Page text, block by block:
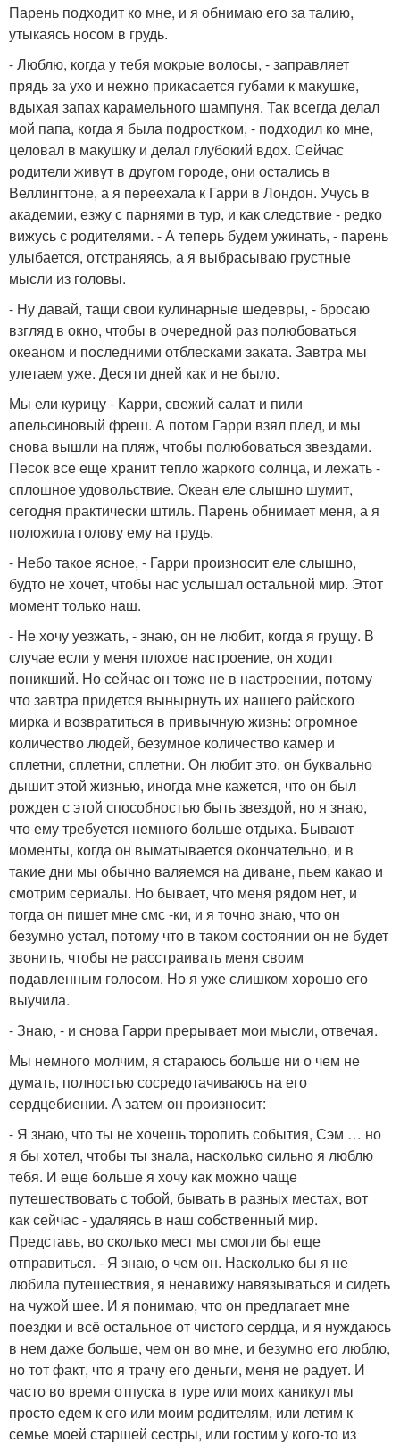
Парень подходит ко мне, и я обнимаю его за талию,
утыкаясь носом в грудь.
- Люблю, когда у тебя мокрые волосы, - заправляет
прядь за ухо и нежно прикасается губами к макушке,
вдыхая запах карамельного шампуня. Так всегда делал
мой папа, когда я была подростком, - подходил ко мне,
целовал в макушку и делал глубокий вдох. Сейчас
родители живут в другом городе, они остались в
Веллингтоне, а я переехала к Гарри в Лондон. Учусь в
академии, езжу с парнями в тур, и как следствие - редко
вижусь с родителями. - А теперь будем ужинать, - парень
улыбается, отстраняясь, а я выбрасываю грустные
мысли из головы.
- Ну давай, тащи свои кулинарные шедевры, - бросаю
взгляд в окно, чтобы в очередной раз полюбоваться
океаном и последними отблесками заката. Завтра мы
улетаем уже. Десяти дней как и не было.
Мы ели курицу - Карри, свежий салат и пили
апельсиновый фреш. А потом Гарри взял плед, и мы
снова вышли на пляж, чтобы полюбоваться звездами.
Песок все еще хранит тепло жаркого солнца, и лежать -
сплошное удовольствие. Океан еле слышно шумит,
сегодня практически штиль. Парень обнимает меня, а я
положила голову ему на грудь.
- Небо такое ясное, - Гарри произносит еле слышно,
будто не хочет, чтобы нас услышал остальной мир. Этот
момент только наш.
- Не хочу уезжать, - знаю, он не любит, когда я грущу. В
случае если у меня плохое настроение, он ходит
поникший. Но сейчас он тоже не в настроении, потому
что завтра придется вынырнуть их нашего райского
мирка и возвратиться в привычную жизнь: огромное
количество людей, безумное количество камер и
сплетни, сплетни, сплетни. Он любит это, он буквально
дышит этой жизнью, иногда мне кажется, что он был
рожден с этой способностью быть звездой, но я знаю,
что ему требуется немного больше отдыха. Бывают
моменты, когда он выматывается окончательно, и в
такие дни мы обычно валяемся на диване, пьем какао и
смотрим сериалы. Но бывает, что меня рядом нет, и
тогда он пишет мне смс -ки, и я точно знаю, что он
безумно устал, потому что в таком состоянии он не будет
звонить, чтобы не расстраивать меня своим
подавленным голосом. Но я уже слишком хорошо его
выучила.
- Знаю, - и снова Гарри прерывает мои мысли, отвечая.
Мы немного молчим, я стараюсь больше ни о чем не
думать, полностью сосредотачиваюсь на его
сердцебиении. А затем он произносит:
- Я знаю, что ты не хочешь торопить события, Сэм … но
я бы хотел, чтобы ты знала, насколько сильно я люблю
тебя. И еще больше я хочу как можно чаще
путешествовать с тобой, бывать в разных местах, вот
как сейчас - удаляясь в наш собственный мир.
Представь, во сколько мест мы смогли бы еще
отправиться. - Я знаю, о чем он. Насколько бы я не
любила путешествия, я ненавижу навязываться и сидеть
на чужой шее. И я понимаю, что он предлагает мне
поездки и всё остальное от чистого сердца, и я нуждаюсь
в нем даже больше, чем он во мне, и безумно его люблю,
но тот факт, что я трачу его деньги, меня не радует. И
часто во время отпуска в туре или моих каникул мы
просто едем к его или моим родителям, или летим к
семье моей старшей сестры, или гостим у кого-то из